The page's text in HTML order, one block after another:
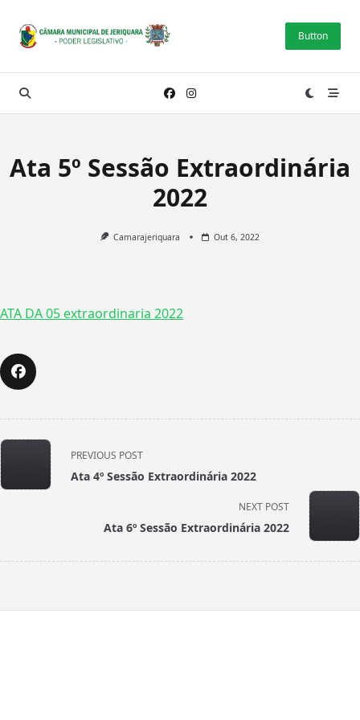
content
Button
Ata 5º Sessão Extraordinária
2022
Camarajeriquara Out 6, 2022
ATA DA 05 extraordinaria 2022
<span
class="nav-
subtitle
PREVIOUS POST
Ata 4º Sessão Extraordinária 2022
NEXT POST
Ata 6º Sessão Extraordinária 2022